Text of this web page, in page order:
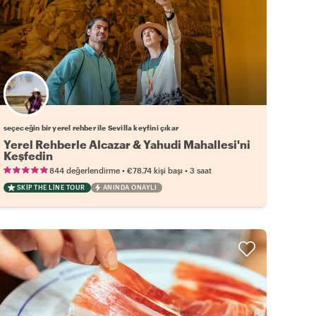
Favori yerel rehberini seç
seçeceğin bir yerel rehber ile Sevilla keyfini çıkar
Yerel Rehberle Alcazar & Yahudi Mahallesi'ni
Keşfedin
844 değerlendirme• €78.74 kişi başı• 3 saat
SKIP THE LINE TOUR ANINDA ONAYLI